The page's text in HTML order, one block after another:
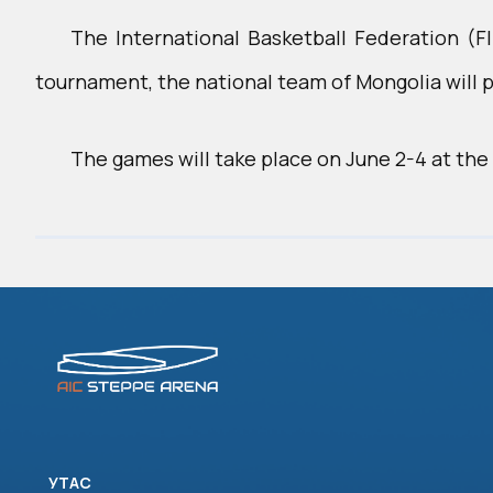
The International Basketball Federation
tournament, the national team of Mongolia will
The games will take place on June 2-4 at
УТАС